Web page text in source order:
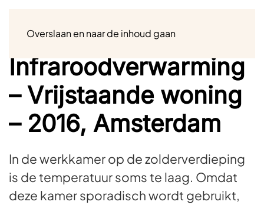
Overslaan en naar de inhoud gaan
Infraroodverwarming
– Vrijstaande woning
– 2016, Amsterdam
In de werkkamer op de zolderverdieping
is de temperatuur soms te laag. Omdat
deze kamer sporadisch wordt gebruikt,